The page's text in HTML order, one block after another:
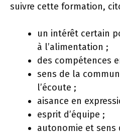
suivre cette formation,
un intérêt certain
à l’alimentation ;
des compétences
sens de la
l’écoute ;
aisance en
esprit d’équipe ;
autonomie et sens